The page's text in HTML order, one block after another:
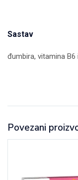
Sastav
đumbira, vitamina
Povezani